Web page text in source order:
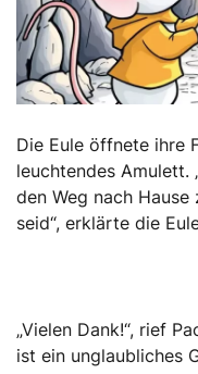
Die Eule öffnete ihre
leuchtendes Amulett.
den Weg nach
seid“, erklärte die
„Vielen Dank!“, rief
ist ein unglaubliches